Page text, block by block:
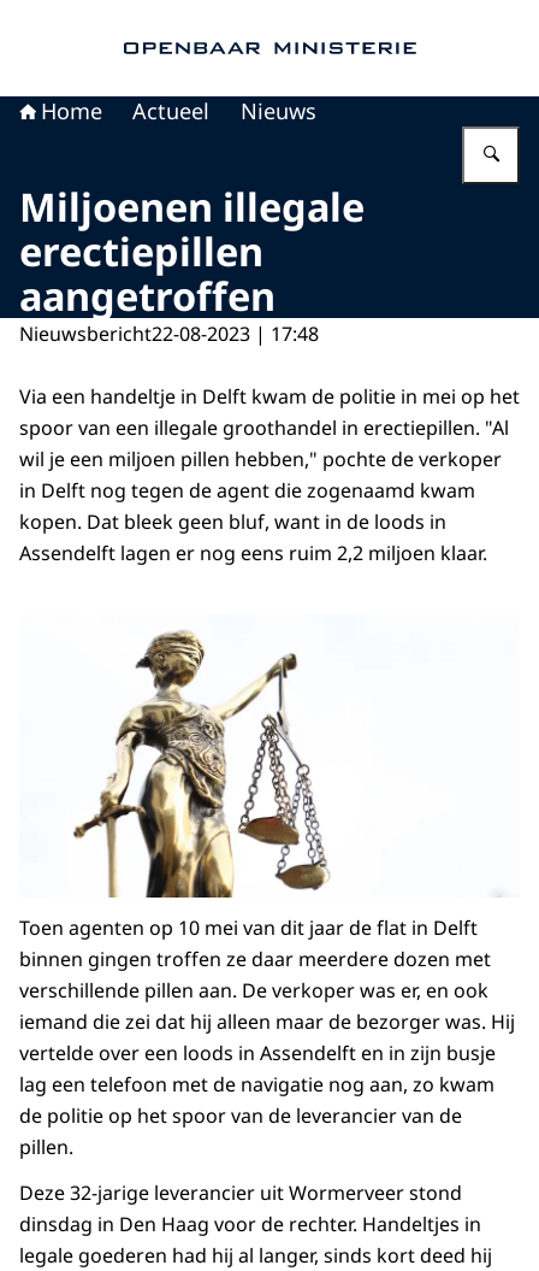
Home Actueel Nieuws
Miljoenen illegale
erectiepillen
aangetroffen
Nieuwsbericht22-08-2023 | 17:48
Via een handeltje in Delft kwam de politie in mei op het
spoor van een illegale groothandel in erectiepillen. "Al
wil je een miljoen pillen hebben," pochte de verkoper
in Delft nog tegen de agent die zogenaamd kwam
kopen. Dat bleek geen bluf, want in de loods in
Assendelft lagen er nog eens ruim 2,2 miljoen klaar.
Toen agenten op 10 mei van dit jaar de flat in Delft
binnen gingen troffen ze daar meerdere dozen met
verschillende pillen aan. De verkoper was er, en ook
iemand die zei dat hij alleen maar de bezorger was. Hij
vertelde over een loods in Assendelft en in zijn busje
lag een telefoon met de navigatie nog aan, zo kwam
de politie op het spoor van de leverancier van de
pillen.
Deze 32-jarige leverancier uit Wormerveer stond
dinsdag in Den Haag voor de rechter. Handeltjes in
legale goederen had hij al langer, sinds kort deed hij